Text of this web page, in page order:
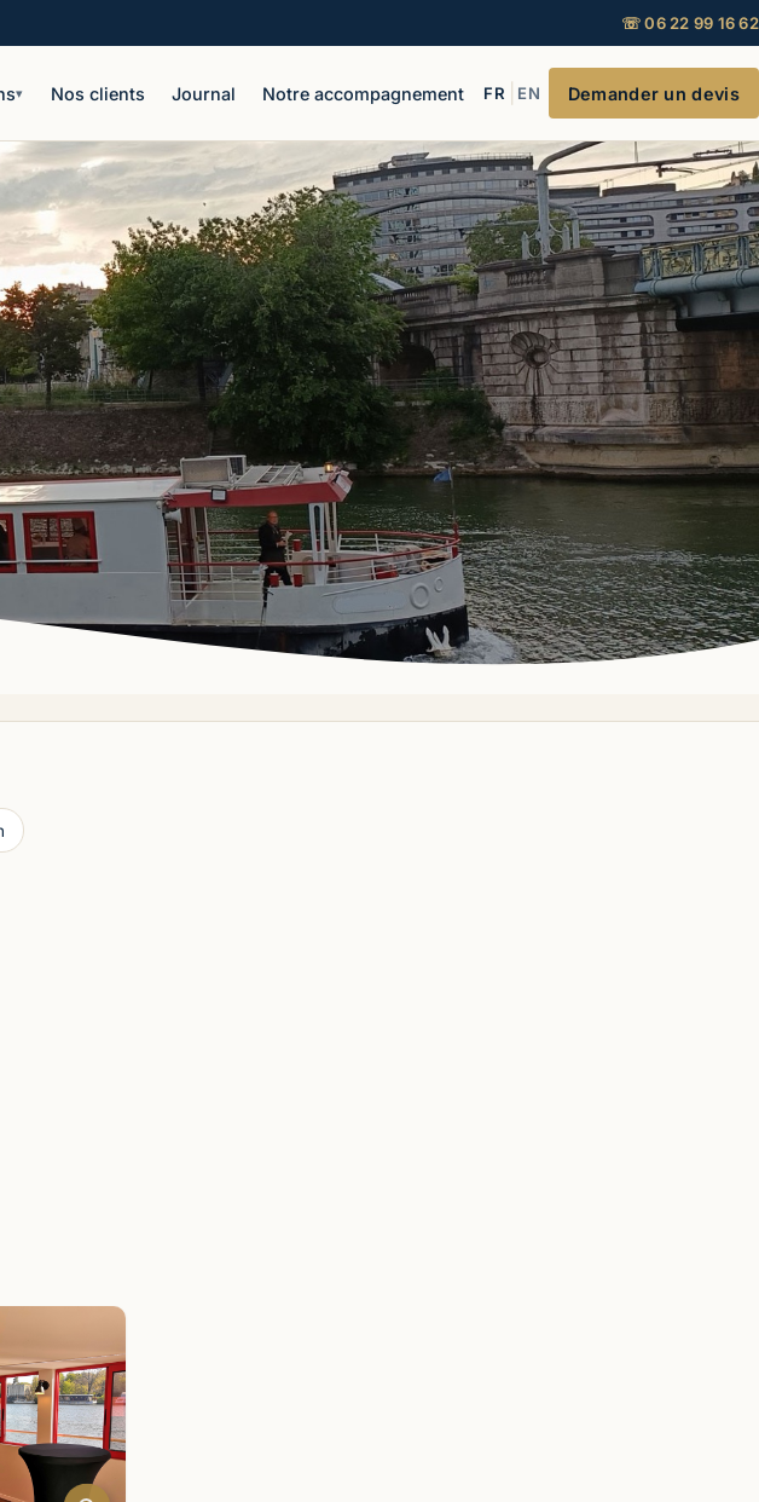
☏ 06 22 99 16 62
▾ Nos clients Journal Notre accompagnement FR EN Demander un devis